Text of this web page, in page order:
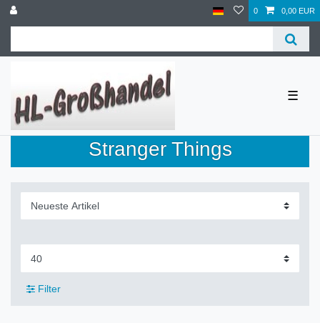
0 0,00 EUR
☰
Stranger Things
Filter